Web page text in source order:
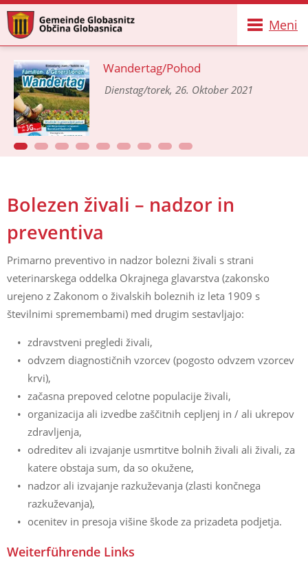
Meni
Wandertag/Pohod
Dienstag/torek, 26. Oktober 2021
Bolezen živali – nadzor in
preventiva
Primarno preventivo in nadzor bolezni živali s strani
veterinarskega oddelka Okrajnega glavarstva (zakonsko
urejeno z Zakonom o živalskih boleznih iz leta 1909 s
številnimi spremembami) med drugim sestavljajo:
zdravstveni pregledi živali,
odvzem diagnostičnih vzorcev (pogosto odvzem vzorcev
krvi),
začasna prepoved celotne populacije živali,
organizacija ali izvedbe zaščitnih cepljenj in / ali ukrepov
zdravljenja,
odreditev ali izvajanje usmrtitve bolnih živali ali živali, za
katere obstaja sum, da so okužene,
nadzor ali izvajanje razkuževanja (zlasti končnega
razkuževanja),
ocenitev in presoja višine škode za prizadeta podjetja.
Weiterführende Links